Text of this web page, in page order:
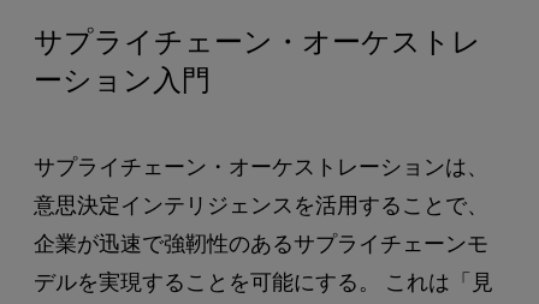
サプライチェーン・オーケストレ
ーション入門
サプライチェーン・オーケストレーションは、
意思決定インテリジェンスを活用することで、
企業が迅速で強靭性のあるサプライチェーンモ
デルを実現することを可能にする。 これは「見